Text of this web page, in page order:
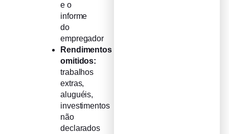
e o
informe
do
empregador
Rendimentos
omitidos:
trabalhos
extras,
aluguéis,
investimentos
não
declarados